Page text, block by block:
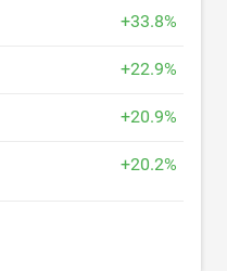
+33.8%
+22.9%
+20.9%
+20.2%